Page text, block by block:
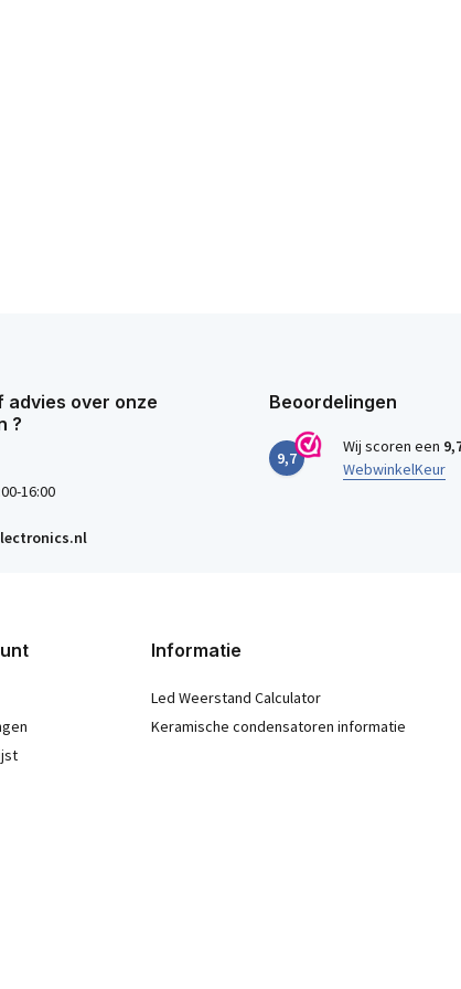
advies over onze
?
16:00
Beoordelingen
9,7
Wij scoren een
WebwinkelKeur
Informatie
Led Weerstand Calculator
Keramische condensatoren informatie